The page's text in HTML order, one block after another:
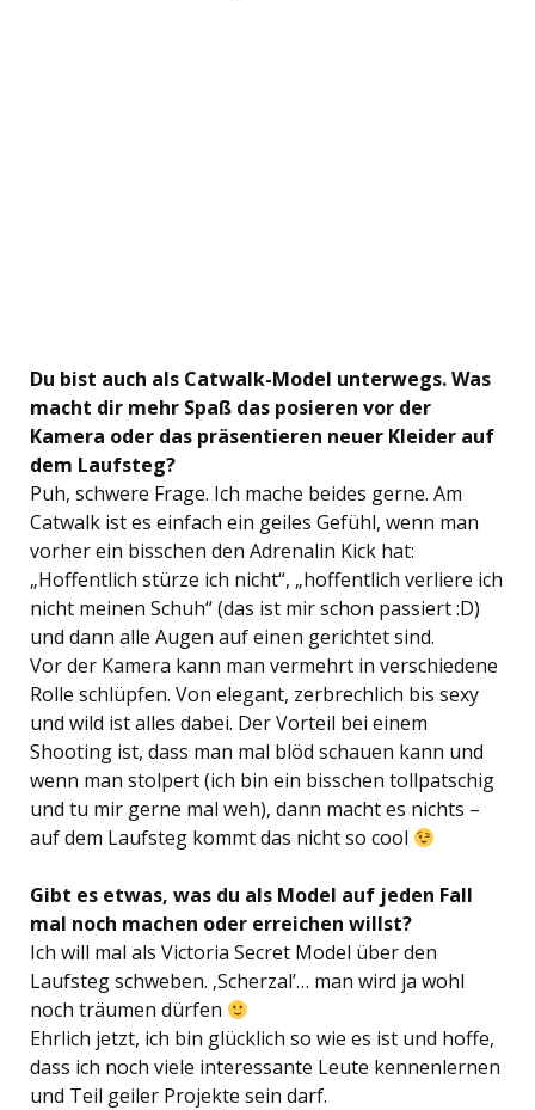
Du bist auch als Catwalk-Model unterwegs. Was
macht dir mehr Spaß das posieren vor der
Kamera oder das präsentieren neuer Kleider auf
dem Laufsteg?
Puh, schwere Frage. Ich mache beides gerne. Am
Catwalk ist es einfach ein geiles Gefühl, wenn man
vorher ein bisschen den Adrenalin Kick hat:
„Hoffentlich stürze ich nicht“, „hoffentlich verliere ich
nicht meinen Schuh“ (das ist mir schon passiert :D)
und dann alle Augen auf einen gerichtet sind.
Vor der Kamera kann man vermehrt in verschiedene
Rolle schlüpfen. Von elegant, zerbrechlich bis sexy
und wild ist alles dabei. Der Vorteil bei einem
Shooting ist, dass man mal blöd schauen kann und
wenn man stolpert (ich bin ein bisschen tollpatschig
und tu mir gerne mal weh), dann macht es nichts –
auf dem Laufsteg kommt das nicht so cool
Gibt es etwas, was du als Model auf jeden Fall
mal noch machen oder erreichen willst?
Ich will mal als Victoria Secret Model über den
Laufsteg schweben. ‚Scherzal’… man wird ja wohl
noch träumen dürfen
Ehrlich jetzt, ich bin glücklich so wie es ist und hoffe,
dass ich noch viele interessante Leute kennenlernen
und Teil geiler Projekte sein darf.